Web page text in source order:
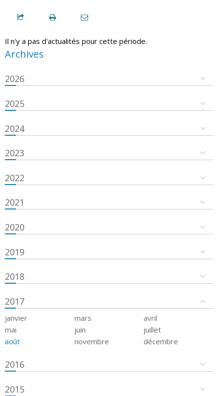
Il n'y a pas d'actualités pour cette période.
Archives
2026
2025
2024
2023
2022
2021
2020
2019
2018
2017
janvier mars
avril
mai
juin
juillet
août
novembre décembre
2016
2015